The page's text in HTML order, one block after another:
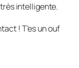
très intelligente.
! T’es un ouf